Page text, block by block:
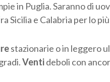
in Puglia. Saranno di
Sicilia e Calabria per lo
stazionarie o in leggero
Ventideboli con